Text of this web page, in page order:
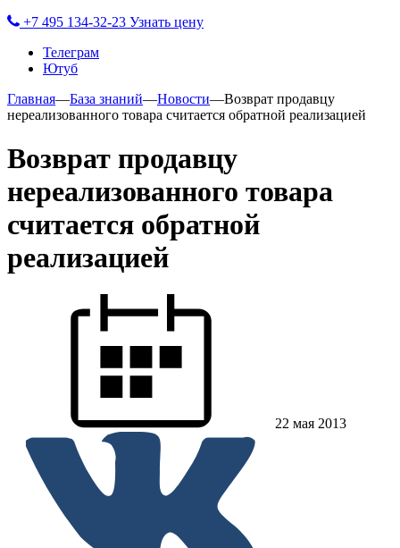
+7 495 134-32-23 Узнать цену
Телеграм
Ютуб
Главная—База знаний—Новости—Возврат продавцу
нереализованного товара считается обратной реализацией
Возврат продавцу
нереализованного товара
считается обратной
реализацией
22 мая 2013